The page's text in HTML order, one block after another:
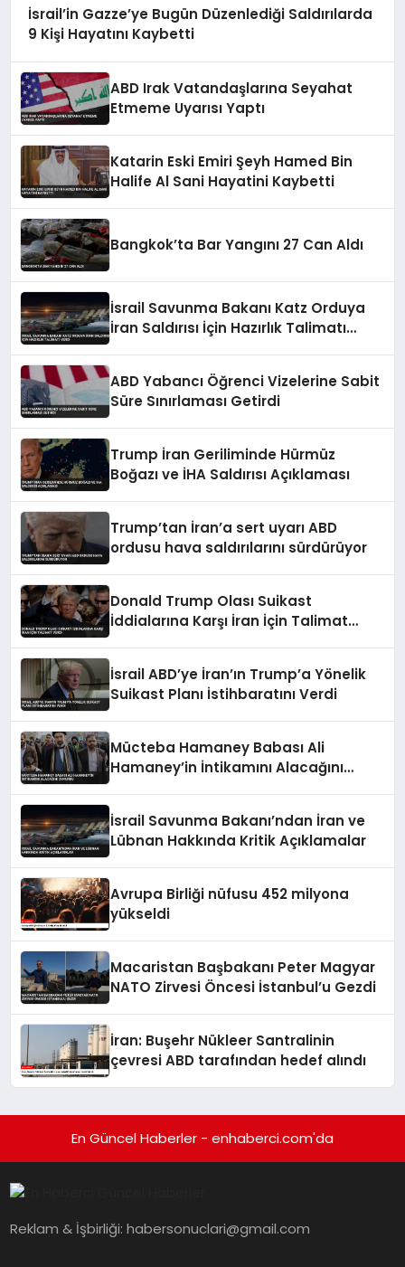
İsrail’in Gazze’ye Bugün Düzenlediği Saldırılarda
9 Kişi Hayatını Kaybetti
ABD Irak Vatandaşlarına Seyahat
Etmeme Uyarısı Yaptı
Katarin Eski Emiri Şeyh Hamed Bin
Halife Al Sani Hayatini Kaybetti
Bangkok’ta Bar Yangını 27 Can Aldı
İsrail Savunma Bakanı Katz Orduya
İran Saldırısı İçin Hazırlık Talimatı
ABD Yabancı Öğrenci Vizelerine Sabit
Süre Sınırlaması Getirdi
Trump İran Geriliminde Hürmüz
Boğazı ve İHA Saldırısı Açıklaması
Trump’tan İran’a sert uyarı ABD
ordusu hava saldırılarını sürdürüyor
Donald Trump Olası Suikast
İddialarına Karşı İran İçin Talimat
İsrail ABD’ye İran’ın Trump’a Yönelik
Suikast Planı İstihbaratını Verdi
Mücteba Hamaney Babası Ali
Hamaney’in İntikamını Alacağını
İsrail Savunma Bakanı’ndan İran ve
Lübnan Hakkında Kritik Açıklamalar
Avrupa Birliği nüfusu 452 milyona
yükseldi
Macaristan Başbakanı Peter Magyar
NATO Zirvesi Öncesi İstanbul’u Gezdi
İran: Buşehr Nükleer Santralinin
çevresi ABD tarafından hedef alındı
En Güncel Haberler - enhaberci.com'da
Reklam & İşbirliği:habersonuclari@gmail.com